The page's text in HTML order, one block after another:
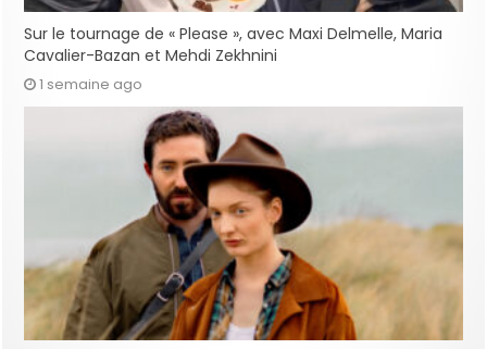
Sur le tournage de « Please », avec Maxi Delmelle, Maria
Cavalier-Bazan et Mehdi Zekhnini
1 semaine ago